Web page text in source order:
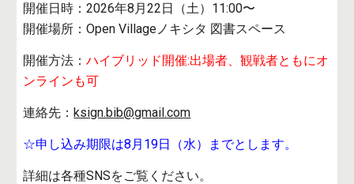
開催日時：2026年8月22日（土）11:00〜
開催場所：Open Villageノキシタ 図書スペース
開催方法：ハイブリッド開催:出場者、観戦者ともにオ
ンラインも可
連絡先：ksign.bib@gmail.com
☆申し込み期限は8月19日（水）までとします。
詳細は各種SNSをご覧ください。